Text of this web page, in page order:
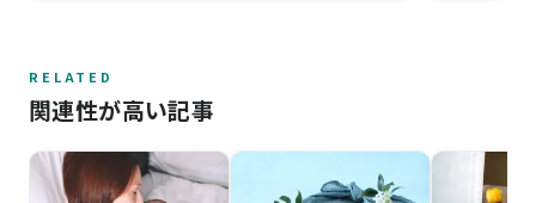
RELATED
関連性が高い記事